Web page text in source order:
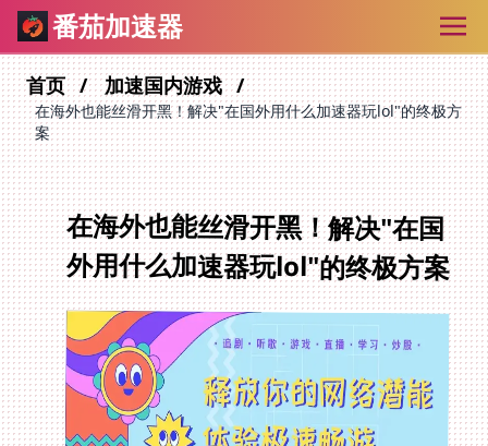
番茄加速器
首页 加速国内游戏
在海外也能丝滑开黑！解决"在国外用什么加速器玩lol"的终极方
案
在海外也能丝滑开黑！解决"在国
外用什么加速器玩lol"的终极方案